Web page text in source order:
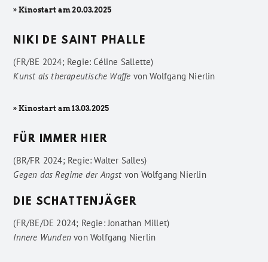
» Kinostart am 20.03.2025
NIKI DE SAINT PHALLE
(FR/BE 2024; Regie: Céline Sallette)
Kunst als therapeutische Waffe vonWolfgang Nierlin
» Kinostart am 13.03.2025
FÜR IMMER HIER
(BR/FR 2024; Regie: Walter Salles)
Gegen das Regime der Angstvon Wolfgang Nierlin
DIE SCHATTENJÄGER
(FR/BE/DE 2024; Regie: Jonathan Millet)
Innere Wunden vonWolfgang Nierlin